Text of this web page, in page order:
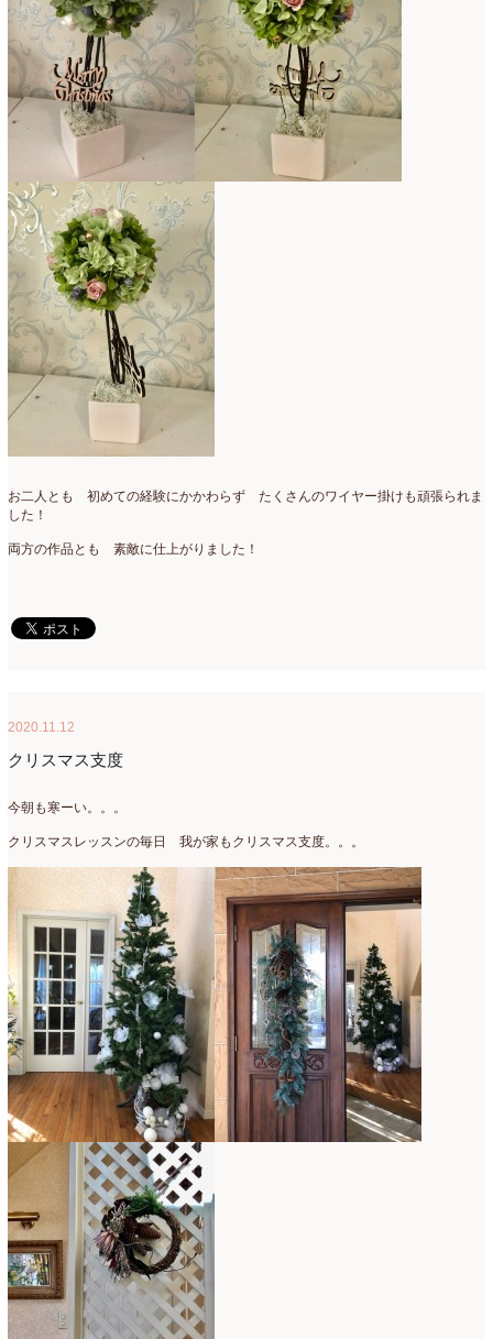
還暦祝いアレンジ(2)
野菜のバスケットアレンジ(4)
野菜のブーケ(32)
野菜ボックスアレンジ
雑誌掲載情報(10)
雑談(90)
額アレンジ(5)
2023年1月
2022年12月(8)
2022年11月(8)
2022年10月
2022年9月 (9)
2022年1月(5)
2021年3月(10)
2021年2月 (8)
2021年1月(7)
2020年12月(18)
2020年11月(16)
2020年10月(10)
2020年9月(9)
お二人とも 初めての経験にかかわらず たくさんのワイヤー掛けも頑張られま
した！
両方の作品とも 素敵に仕上がりました！
2020.11.12
クリスマス支度
今朝も寒ーい。。。
クリスマスレッスンの毎日 我が家もクリスマス支度。。。